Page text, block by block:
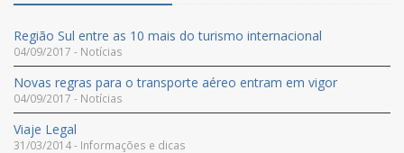
Região Sul entre as 10 mais do turismo internacional
04/09/2017 - Notícias
Novas regras para o transporte aéreo entram em vigor
04/09/2017 - Notícias
Viaje Legal
31/03/2014 - Informações e dicas